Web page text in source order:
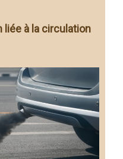
liée à la circulation